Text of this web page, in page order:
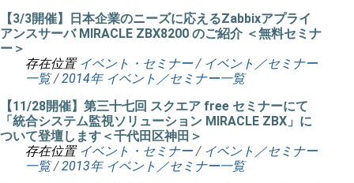
【3/3開催】日本企業のニーズに応えるZabbixアプライ
アンスサーバ MIRACLE ZBX8200 のご紹介 ＜無料セミナ
ー＞
存在位置 イベント・セミナー / イベント／セミナー
一覧 /2014年 イベント／セミナー一覧
【11/28開催】第三十七回 スクエア free セミナーにて
「統合システム監視ソリューション MIRACLE ZBX」に
ついて登壇します＜千代田区神田＞
存在位置 イベント・セミナー / イベント／セミナー
一覧 /2013年 イベント／セミナー一覧